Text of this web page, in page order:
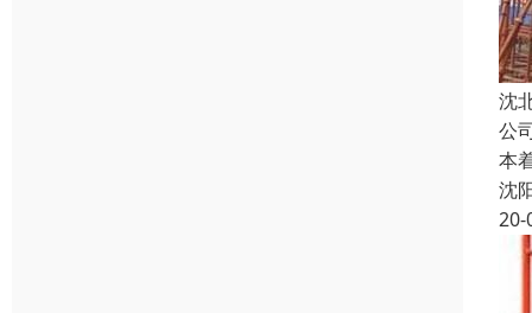
沈
公
本
沈
20-